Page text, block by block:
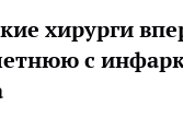
хирурги
с